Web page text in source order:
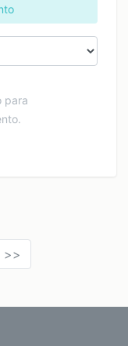
para
>>